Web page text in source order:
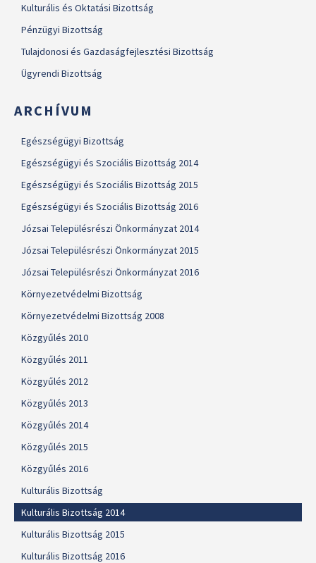
Kulturális és Oktatási Bizottság
Pénzügyi Bizottság
Tulajdonosi és Gazdaságfejlesztési Bizottság
Ügyrendi Bizottság
ARCHÍVUM
Egészségügyi Bizottság
Egészségügyi és Szociális Bizottság 2014
Egészségügyi és Szociális Bizottság 2015
Egészségügyi és Szociális Bizottság 2016
Józsai Településrészi Önkormányzat 2014
Józsai Településrészi Önkormányzat 2015
Józsai Településrészi Önkormányzat 2016
Környezetvédelmi Bizottság
Környezetvédelmi Bizottság 2008
Közgyűlés 2010
Közgyűlés 2011
Közgyűlés 2012
Közgyűlés 2013
Közgyűlés 2014
Közgyűlés 2015
Közgyűlés 2016
Kulturális Bizottság
Kulturális Bizottság 2014
Kulturális Bizottság 2015
Kulturális Bizottság 2016